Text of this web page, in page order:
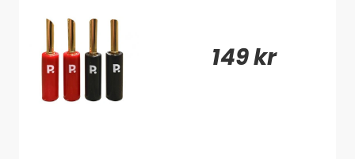
149 kr